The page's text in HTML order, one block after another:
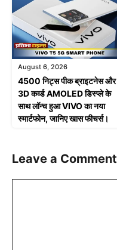
August 6, 2026
4500 निट्स पीक ब्राइटनेस और
3D कर्व्ड AMOLED डिस्प्ले के
साथ लॉन्च हुआ VIVO का नया
स्मार्टफोन, जानिए खास फीचर्स।
Leave a Comment